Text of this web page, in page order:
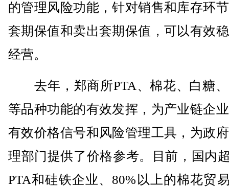
的管理风险功能，针对销售和库存环
套期保值和卖出套期保值，可以有效
经营。
去年，郑商所PTA、棉花、白糖、
等品种功能的有效发挥，为产业链企
有效价格信号和风险管理工具，为政
理部门提供了价格参考。目前，国内
PTA和硅铁企业、80%以上的棉花贸